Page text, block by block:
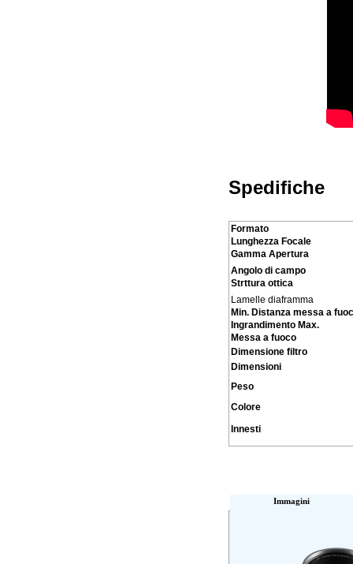
Spedifiche
Formato
Lunghezza Focale
Gamma Apertura
Angolo di campo
Strttura ottica
Lamelle diaframma
Min. Distanza messa a
Ingrandimento Max.
Messa a fuoco
Dimensione filtro
Dimensioni
Peso
Colore
Innesti
Immagini